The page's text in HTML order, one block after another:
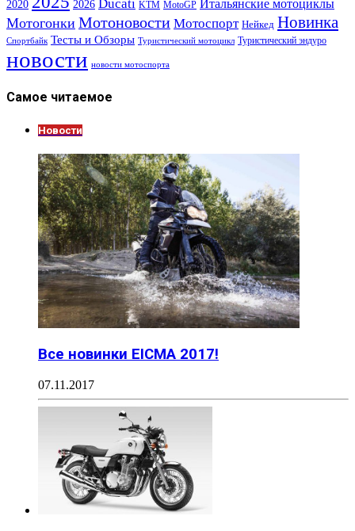
2020 2026 Ducati KTM MotoGP Итальянские мотоциклы
Мотогонки Мотоновости Мотоспорт Нейкед Новинка
Спортбайк Тесты и Обзоры Туристический мотоцикл Туристический эндуро
новости новости мотоспорта
Самое читаемое
Новости
Все новинки EICMA 2017!
07.11.2017